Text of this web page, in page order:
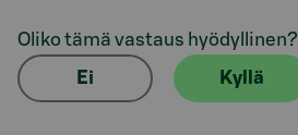
Oliko tämä vastaus hyödyllinen?
Ei Kyllä